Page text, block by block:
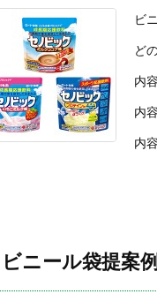
ビ
ど
内
内
内
ビニール袋提案